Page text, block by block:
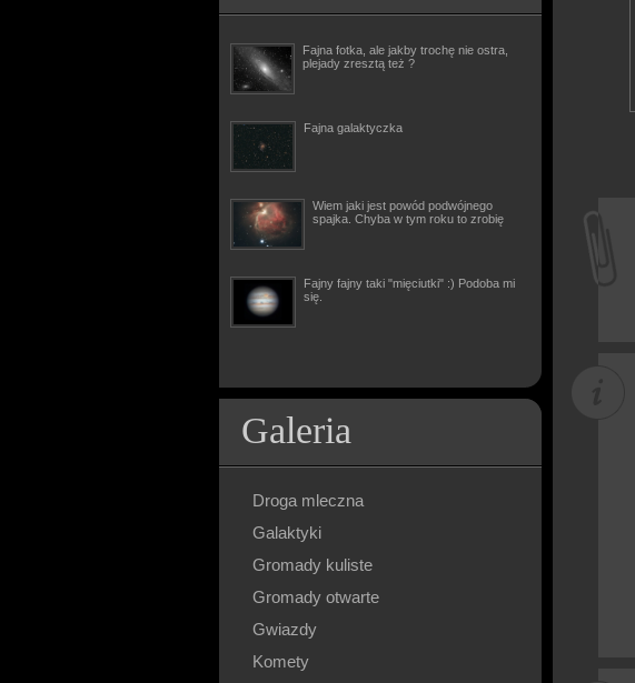
Fajna fotka, ale jakby trochę nie ostra,
plejady zresztą też ?
Fajna galaktyczka
Wiem jaki jest powód podwójnego
spajka. Chyba w tym roku to zrobię
Fajny fajny taki "mięciutki" :) Podoba mi
się.
Galeria
Droga mleczna
Galaktyki
Gromady kuliste
Gromady otwarte
Gwiazdy
Komety